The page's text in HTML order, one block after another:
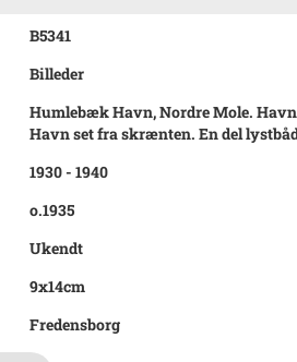
B5341
Billeder
Humlebæk Havn, Nordre Mole.
Havn set fra skrænten. En del
1930 - 1940
o.1935
Ukendt
9x14cm
Fredensborg